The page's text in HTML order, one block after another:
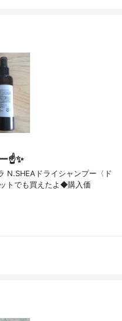
☝️✨
N.SHEAドライシャンプー〈ド
トでも買えたよ◆購入価